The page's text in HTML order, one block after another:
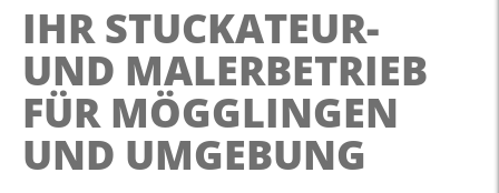
IHR STUCKATEUR-
UND MALERBETRIEB
FÜR MÖGGLINGEN
UND UMGEBUNG